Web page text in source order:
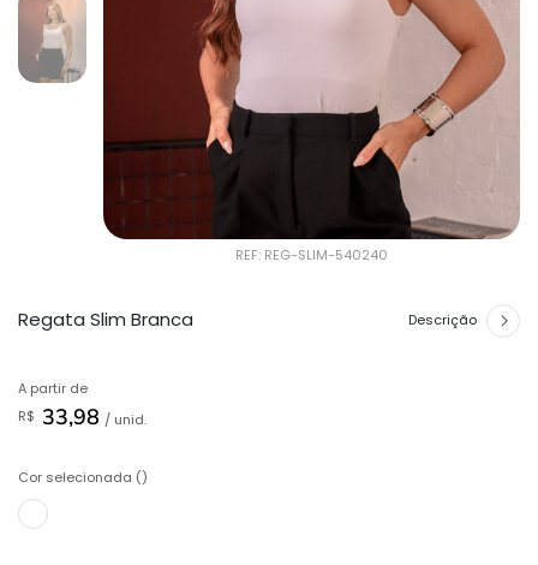
REF: REG-SLIM-540240
Regata Slim Branca Descrição
A partir de
R$ 33,98 / unid.
Cor selecionada ()